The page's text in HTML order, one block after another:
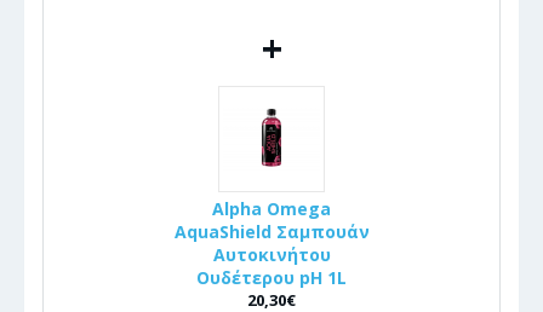
+
Alpha Omega
AquaShield Σαμπουάν
Αυτοκινήτου
Ουδέτερου pH 1L
20,30€